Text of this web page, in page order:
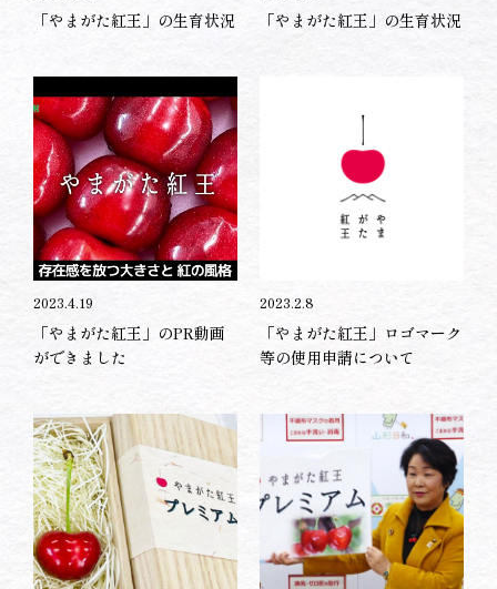
「やまがた紅王」の生育状況 「やまがた紅王」の生育状況
2023.4.19
「やまがた紅王」のPR動画
ができました
2023.2.8
「やまがた紅王」ロゴマーク
等の使用申請について